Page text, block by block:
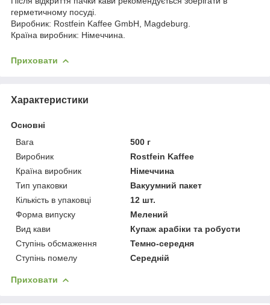
герметичному посуді.
Виробник: Rostfein Kaffee GmbH, Magdeburg.
Країна виробник: Німеччина.
Приховати
Характеристики
Основні
Вага
500 г
Виробник
Rostfein Kaffee
Країна виробник
Німеччина
Тип упаковки
Вакуумний пакет
Кількість в упаковці
12 шт.
Форма випуску
Мелений
Вид кави
Купаж арабіки та робусти
Ступінь обсмаження
Темно-середня
Ступінь помелу
Середній
Приховати